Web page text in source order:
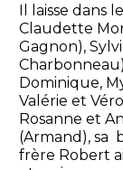
Il laisse dans
Claudette
Gagnon),
Dominique,
Valérie et
Rosanne et
(Armand), sa
frère Robert